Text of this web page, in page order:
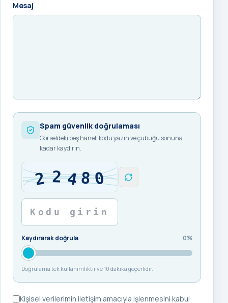
Mesaj
Spam güvenlik doğrulaması
Görseldeki beş haneli kodu yazın ve çubuğu sonuna
kadar kaydırın.
Kaydırarak doğrula 0%
Doğrulama tek kullanımlıktır ve 10 dakika geçerlidir.
Kişisel verilerimin iletişim amacıyla işlenmesini kabul